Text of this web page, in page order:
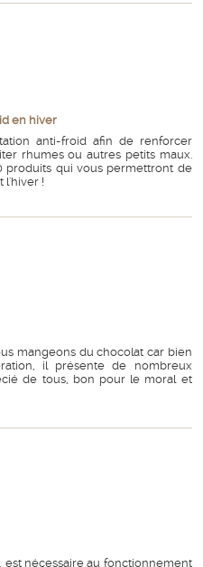
en hiver
anti-froid afin de renforcer
rhumes ou autres petits maux.
produits qui vous permettront de
l'hiver !
mangeons du chocolat car bien
il présente de nombreux
de tous, bon pour le moral et
est nécessaire au fonctionnement